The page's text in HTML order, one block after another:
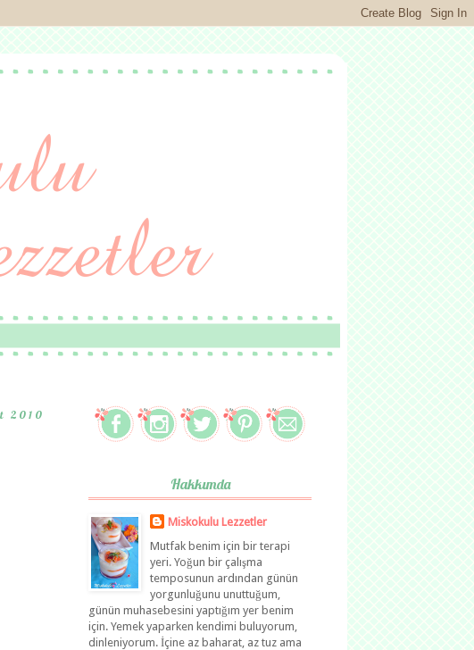
2010
Hakkımda
Miskokulu Lezzetler
Mutfak benim için bir terapi
yeri. Yoğun bir çalışma
temposunun ardından günün
yorgunluğunu unuttuğum,
günün muhasebesini yaptığım yer benim
için. Yemek yaparken kendimi buluyorum,
dinleniyorum. İçine az baharat, az tuz ama